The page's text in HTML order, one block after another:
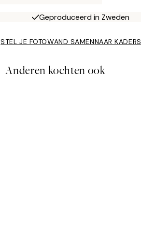
Geproduceerd in Zweden
STEL JE FOTOWAND SAMENNAAR KADERS
Anderen kochten ook